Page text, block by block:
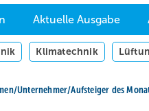
Aktuelle Ausgabe
Klimatechnik
Unternehmer/Aufsteiger des